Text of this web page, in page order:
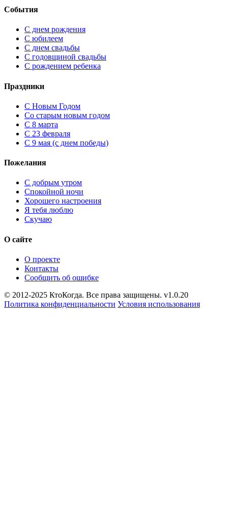
События
С днем рождения
С юбилеем
С днем свадьбы
С годовщиной свадьбы
С рождением ребенка
Праздники
C Новым Годом
Cо старым новым годом
С 8 марта
С 23 февраля
С 9 мая (с днем победы)
Пожелания
С добрым утром
Спокойной ночи
Хорошего настроения
Я тебя люблю
Скучаю
О сайте
О проекте
Контакты
Сообщить об ошибке
© 2012-2025 КтоКогда. Все права защищены. v1.0.20
Политика конфиденциальности Условия использования